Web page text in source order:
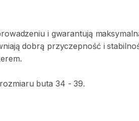
i gwarantują
dobrą przyczepność i
rozmiaru buta 34 - 39.